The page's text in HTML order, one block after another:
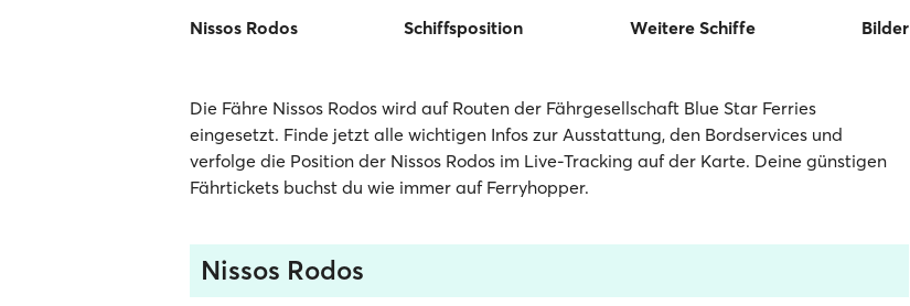
Nissos Rodos Schiffsposition Weitere Schiffe Bilder
Die Fähre Nissos Rodos wird auf Routen der Fährgesellschaft Blue Star Ferries
eingesetzt. Finde jetzt alle wichtigen Infos zur Ausstattung, den Bordservices und
verfolge die Position der Nissos Rodos im Live-Tracking auf der Karte. Deine günstigen
Fährtickets buchst du wie immer auf Ferryhopper.
Nissos Rodos